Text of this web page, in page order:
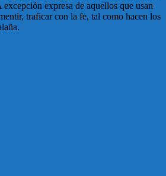
expresa de aquellos que usan
traficar con la fe, tal como hacen los